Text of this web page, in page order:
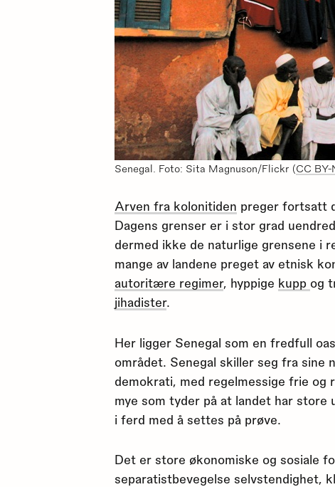
Senegal. Foto: Sita Magnuson/Flickr (CC
Arven fra kolonitiden preger fortsatt
Dagens grenser er i stor grad
dermed ikke de naturlige grensene i
mange av landene preget av etnisk
autoritære regimer, hyppige kupp og
jihadister.
Her ligger Senegal som en fredfull
området. Senegal skiller seg fra sine
demokrati, med regelmessige frie
mye som tyder på at landet har
i ferd med å settes på prøve.
Det er store økonomiske og sosiale
separatistbevegelse selvstendighet,